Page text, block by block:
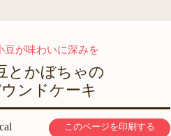
豆が味わいに深みを
とかぼちゃの
ンドケーキ
このページを印刷する